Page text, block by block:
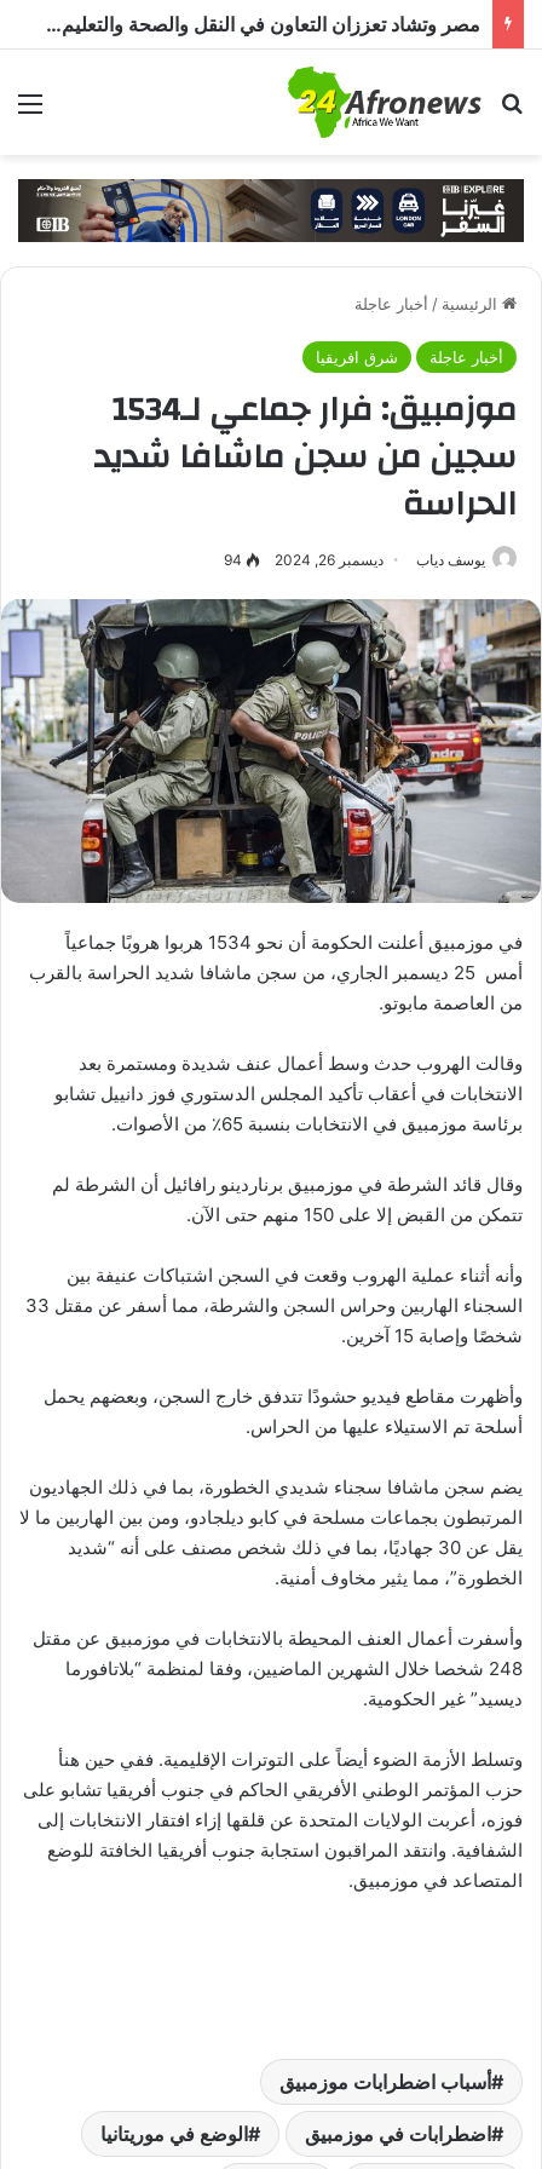
مصر وتشاد تعززان التعاون في النقل والصحة والتعليم والاستثمار خلال الدورة الرابعة للجنة المشتركة
بحث عن
الرئيسية / أخبار عاجلة
أخبار عاجلة شرق افريقيا
موزمبيق: فرار جماعي لـ1534
سجين من سجن ماشافا شديد
الحراسة
يوسف دياب ديسمبر 26, 2024 94
في موزمبيق أعلنت الحكومة أن نحو 1534 هربوا هروبًا جماعياً
أمس 25 ديسمبر الجاري، من سجن ماشافا شديد الحراسة بالقرب
من العاصمة مابوتو.
وقالت الهروب حدث وسط أعمال عنف شديدة ومستمرة بعد
الانتخابات في أعقاب تأكيد المجلس الدستوري فوز دانييل تشابو
برئاسة موزمبيق في الانتخابات بنسبة 65٪ من الأصوات.
وقال قائد الشرطة في موزمبيق برناردينو رافائيل أن الشرطة لم
تتمكن من القبض إلا على 150 منهم حتى الآن.
وأنه أثناء عملية الهروب وقعت في السجن اشتباكات عنيفة بين
السجناء الهاربين وحراس السجن والشرطة، مما أسفر عن مقتل 33
شخصًا وإصابة 15 آخرين.
وأظهرت مقاطع فيديو حشودًا تتدفق خارج السجن، وبعضهم يحمل
أسلحة تم الاستيلاء عليها من الحراس.
يضم سجن ماشافا سجناء شديدي الخطورة، بما في ذلك الجهاديون
المرتبطون بجماعات مسلحة في كابو ديلجادو، ومن بين الهاربين ما لا
يقل عن 30 جهاديًا، بما في ذلك شخص مصنف على أنه “شديد
الخطورة”، مما يثير مخاوف أمنية.
وأسفرت أعمال العنف المحيطة بالانتخابات في موزمبيق عن مقتل
248 شخصا خلال الشهرين الماضيين، وفقا لمنظمة “بلاتافورما
ديسيد” غير الحكومية.
وتسلط الأزمة الضوء أيضاً على التوترات الإقليمية. ففي حين هنأ
حزب المؤتمر الوطني الأفريقي الحاكم في جنوب أفريقيا تشابو على
فوزه، أعربت الولايات المتحدة عن قلقها إزاء افتقار الانتخابات إلى
الشفافية. وانتقد المراقبون استجابة جنوب أفريقيا الخافتة للوضع
المتصاعد في موزمبيق.
أسباب اضطرابات موزمبيق
اضطرابات في موزمبيق الوضع في موريتانيا